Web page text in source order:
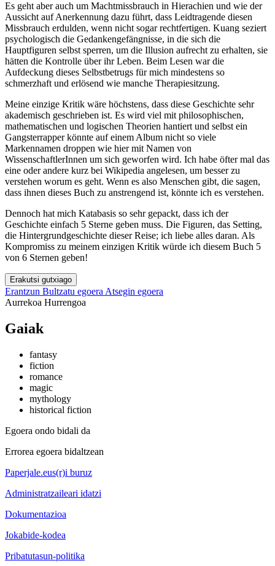
Es geht aber auch um Machtmissbrauch in Hierachien und wie der
Aussicht auf Anerkennung dazu führt, dass Leidtragende diesen
Missbrauch erdulden, wenn nicht sogar rechtfertigen. Kuang seziert
psychologisch die Gedankengefängnisse, in die sich die
Hauptfiguren selbst sperren, um die Illusion aufrecht zu erhalten, sie
hätten die Kontrolle über ihr Leben. Beim Lesen war die
Aufdeckung dieses Selbstbetrugs für mich mindestens so
schmerzhaft und erlösend wie manche Therapiesitzung.
Meine einzige Kritik wäre höchstens, dass diese Geschichte sehr
akademisch geschrieben ist. Es wird viel mit philosophischen,
mathematischen und logischen Theorien hantiert und selbst ein
Gangsterrapper könnte auf einem Album nicht so viele
Markennamen droppen wie hier mit Namen von
WissenschaftlerInnen um sich geworfen wird. Ich habe öfter mal das
eine oder andere kurz bei Wikipedia angelesen, um besser zu
verstehen worum es geht. Wenn es also Menschen gibt, die sagen,
dass ihnen dieses Buch zu anstrengend ist, könnte ich es verstehen.
Dennoch hat mich Katabasis so sehr gepackt, dass ich der
Geschichte einfach 5 Sterne geben muss. Die Figuren, das Setting,
die Hintergrundgeschichte dieser Reise; ich liebe alles daran. Als
Kompromiss zu meinem einzigen Kritik würde ich diesem Buch 5
von 6 Sternen geben!
Erakutsi gutxiago
Erantzun Bultzatu egoera Atsegin egoera
Aurrekoa Hurrengoa
Gaiak
fantasy
fiction
romance
magic
mythology
historical fiction
Egoera ondo bidali da
Errorea egoera bidaltzean
Paperjale.eus(r)i buruz
Administratzaileari idatzi
Dokumentazioa
Jokabide-kodea
Pribatutasun-politika